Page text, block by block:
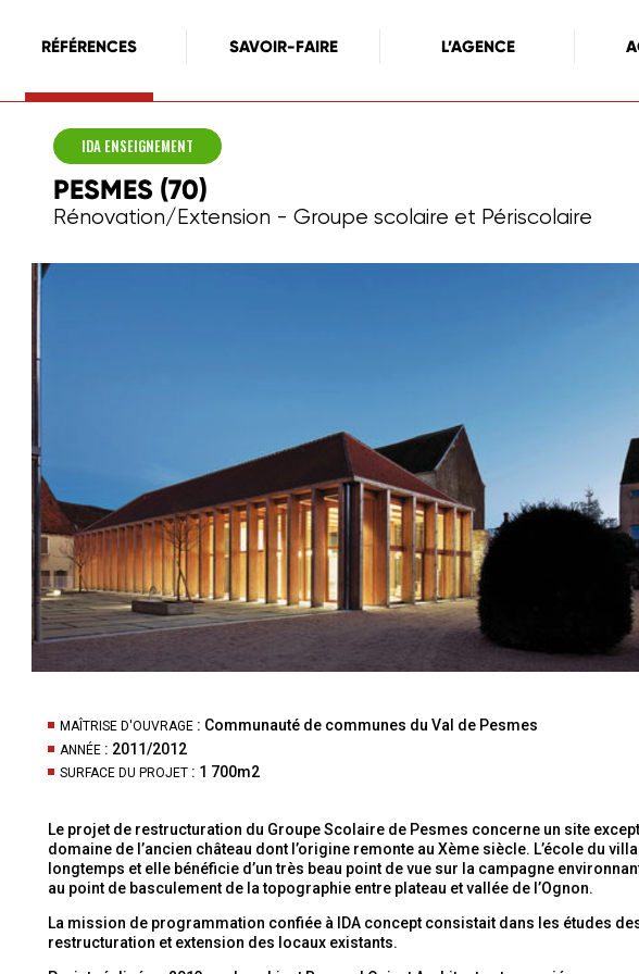
RÉFÉRENCES SAVOIR-FAIRE L’AGENCE
PESMES (70)
Rénovation/Extension - Groupe scolaire et Périscolaire
IDA ENSEIGNEMENT
MAÎTRISE D'OUVRAGE : Communauté de communes du Val de Pesmes
ANNÉE : 2011/2012
SURFACE DU PROJET : 1 700m2
Le projet de restructuration du Groupe Scolaire de Pesmes concerne un site
domaine de l’ancien château dont l’origine remonte au Xème siècle. L’école du
longtemps et elle bénéficie d’un très beau point de vue sur la campagne
au point de basculement de la topographie entre plateau et vallée de l’Ognon.
La mission de programmation confiée à IDA concept consistait dans les études
restructuration et extension des locaux existants.